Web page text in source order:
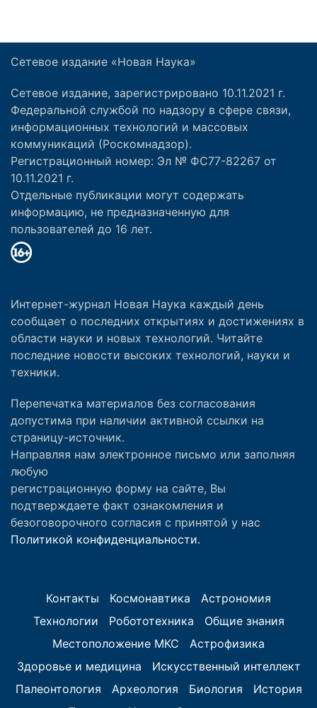
Сетевое издание «Новая Наука»
Сетевое издание, зарегистрировано 10.11.2021 г.
Федеральной службой по надзору в сфере связи,
информационных технологий и массовых
коммуникаций (Роскомнадзор).
Регистрационный номер: Эл № ФС77-82267 от
10.11.2021 г.
Отдельные публикации могут содержать
информацию, не предназначенную для
пользователей до 16 лет.
Интернет-журнал Новая Наука каждый день
сообщает о последних открытиях и достижениях в
области науки и новых технологий. Читайте
последние новости высоких технологий, науки и
техники.
Перепечатка материалов без согласования
допустима при наличии активной ссылки на
страницу-источник.
Направляя нам электронное письмо или заполняя
любую
регистрационную форму на сайте, Вы
подтверждаете факт ознакомления и
безоговорочного согласия с принятой у нас
Политикой конфиденциальности.
Контакты Космонавтика
Астрономия
Технологии
Робототехника
Общие знания
Местоположение МКС
Астрофизика
Здоровье и медицина
Искусственный интеллект
Палеонтология
Археология Биология
История